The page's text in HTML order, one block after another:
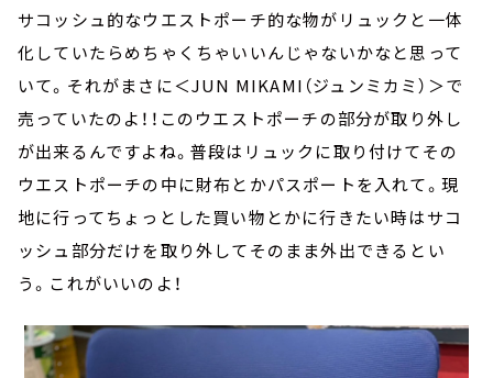
サコッシュ的なウエストポーチ的な物がリュックと一体
化していたらめちゃくちゃいいんじゃないかなと思って
いて。それがまさに＜JUN MIKAMI（ジュンミカミ）＞で
売っていたのよ！！このウエストポーチの部分が取り外し
が出来るんですよね。普段はリュックに取り付けてその
ウエストポーチの中に財布とかパスポートを入れて。現
地に行ってちょっとした買い物とかに行きたい時はサコ
ッシュ部分だけを取り外してそのまま外出できるとい
う。これがいいのよ！